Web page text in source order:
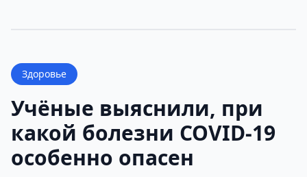
Здоровье
Учёные выяснили, при
какой болезни COVID-19
особенно опасен